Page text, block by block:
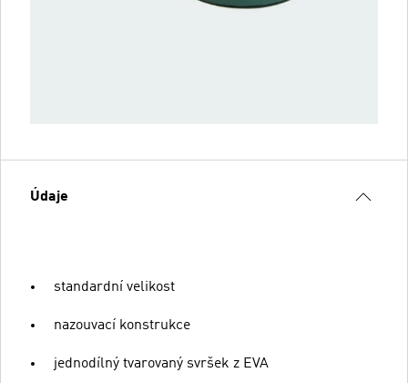
Údaje
standardní velikost
nazouvací konstrukce
jednodílný tvarovaný svršek z EVA